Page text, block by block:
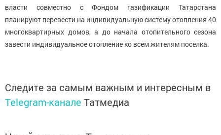
власти совместно с Фондом газификации Татарстана
планируют перевести на индивидуальную систему отопления 40
многоквартирных домов, а до начала отопительного сезона
завести индивидуальное отопление ко всем жителям поселка.
Следите за самым важным и интересным в
Telegram-канале Татмедиа